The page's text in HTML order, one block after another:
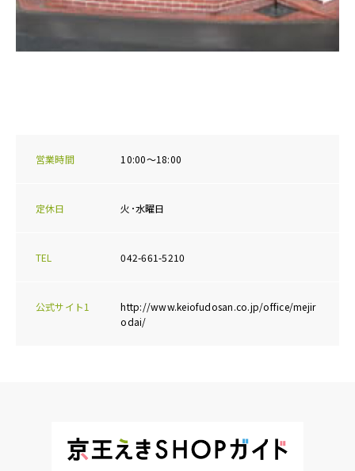
営業時間 10:00～18:00
定休日 火･水曜日
TEL 042-661-5210
公式サイト1
http://www.keiofudosan.co.jp/office/mejir
odai/